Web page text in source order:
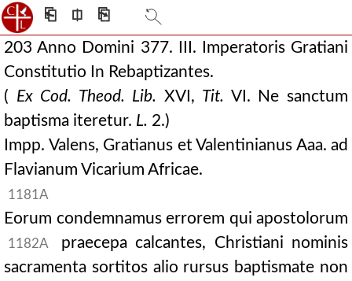
⎗ ⎅ ⎘
203 Anno Domini 377. III. Imperatoris Gratiani
Constitutio In Rebaptizantes.
( Ex Cod. Theod. Lib. XVI, Tit. VI. Ne sanctum
baptisma iteretur. L. 2.)
Impp. Valens, Gratianus et Valentinianus Aaa. ad
Flavianum Vicarium Africae.
1181A
Eorum condemnamus errorem qui apostolorum
1182A
praecepa calcantes, Christiani nominis
sacramenta sortitos alio rursus baptismate non